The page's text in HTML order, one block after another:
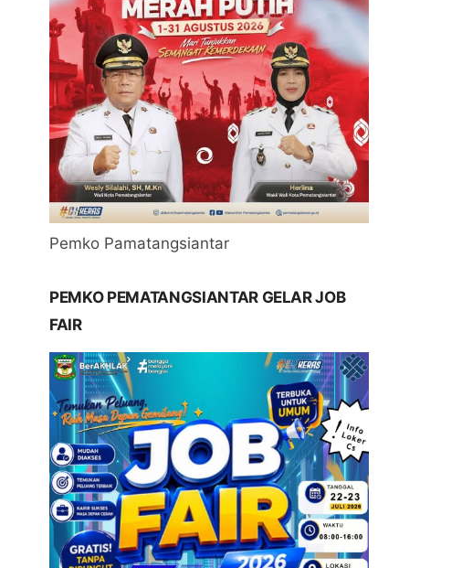
Pemko Pamatangsiantar
PEMKO PEMATANGSIANTAR GELAR JOB
FAIR